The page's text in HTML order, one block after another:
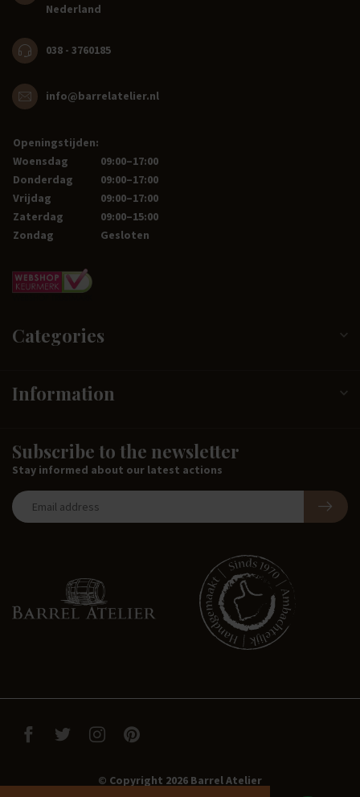
Nederland
038 - 3760185
info@barrelatelier.nl
Openingstijden:
Woensdag
09:00–17:00
Donderdag
09:00–17:00
Vrijdag
09:00–17:00
Zaterdag
09:00–15:00
Zondag
Gesloten
Categories
Information
Subscribe to the newsletter
Stay informed about our latest actions
© Copyright 2026 Barrel Atelier